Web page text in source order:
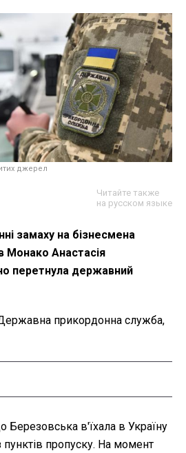
джерел
Читайте также
на русском языке
замаху на бізнесмена
Монако Анастасія
перетнула державний
прикордонна служба,
в'їхала в Україну
пунктів пропуску. На момент